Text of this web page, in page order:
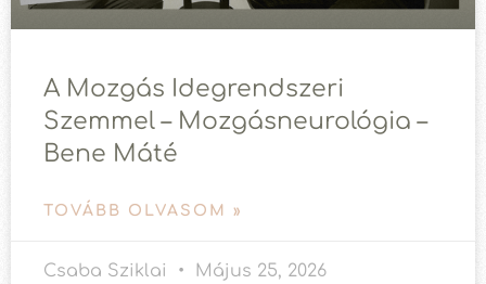
A Mozgás Idegrendszeri
Szemmel – Mozgásneurológia –
Bene Máté
TOVÁBB OLVASOM »
Csaba Sziklai Május 25, 2026